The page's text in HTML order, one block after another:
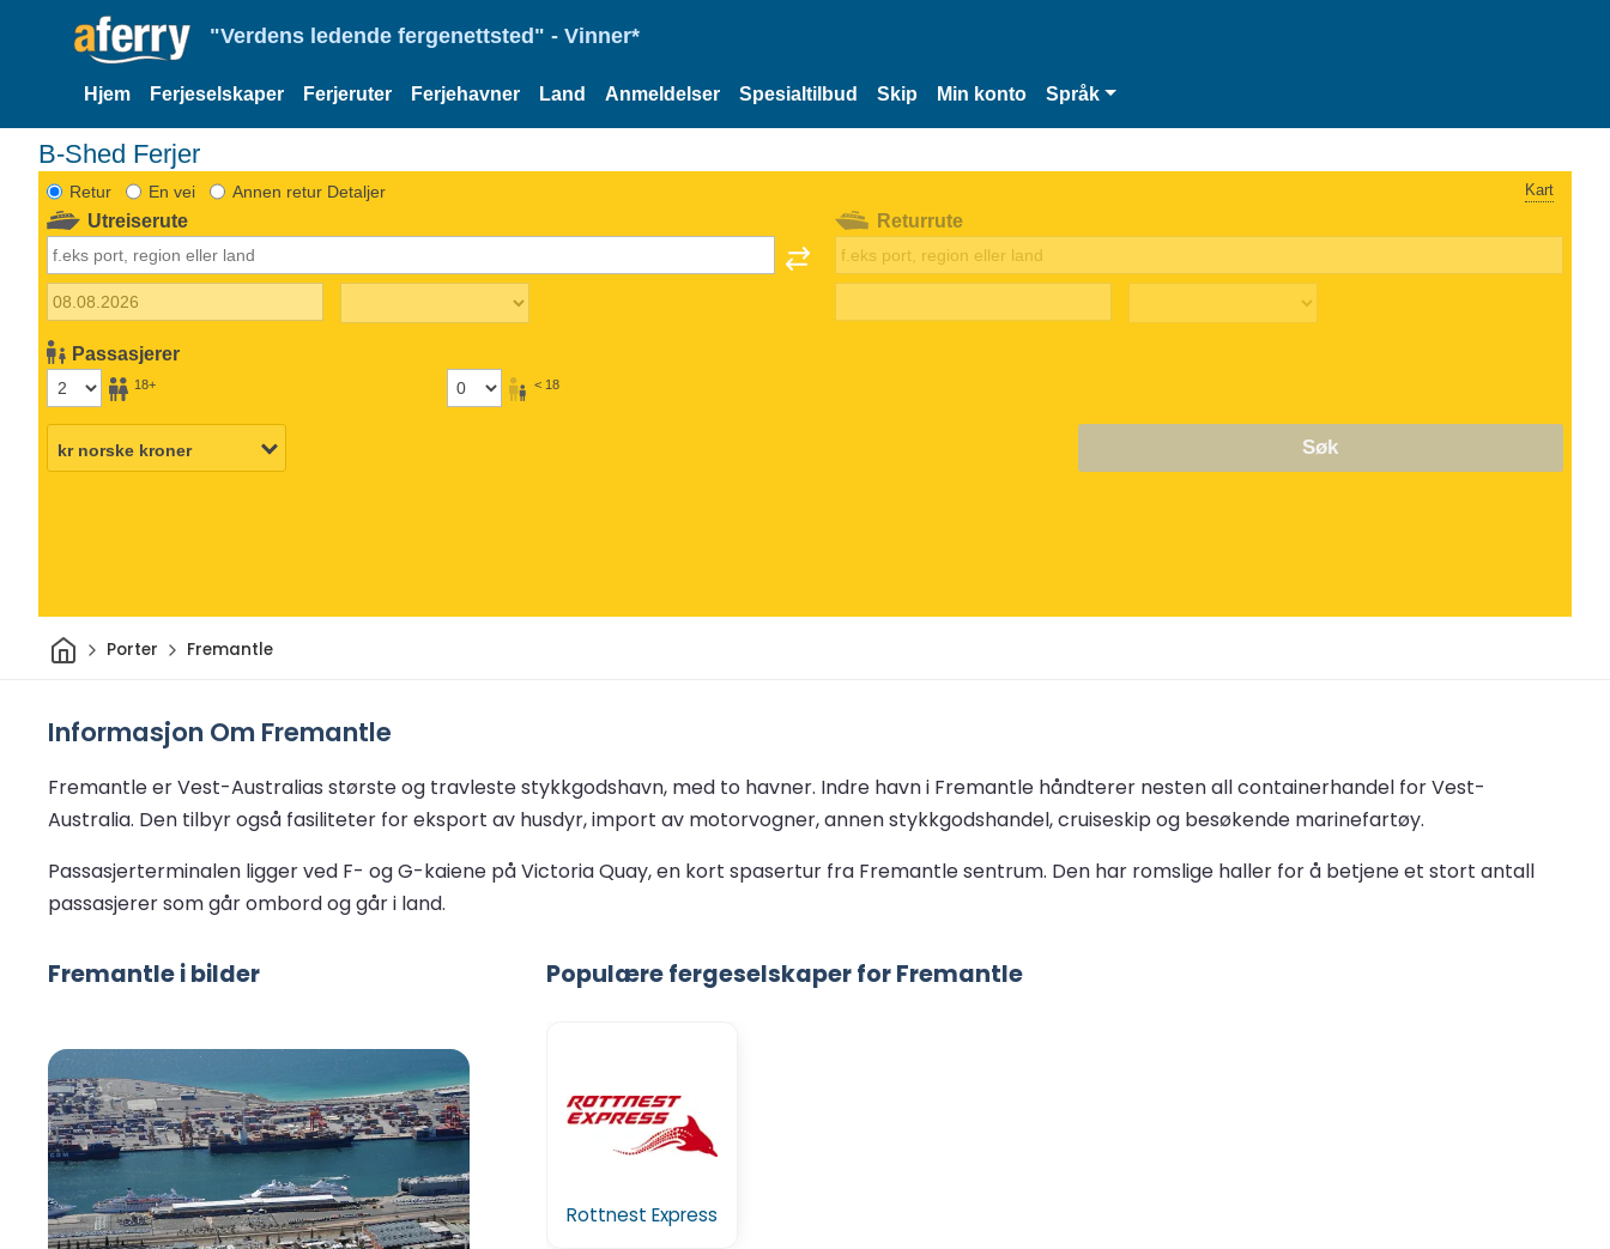
"Verdens ledende fergenettsted" - Vinner*
Hjem Ferjeselskaper Ferjeruter Ferjehavner Land Anmeldelser Spesialtilbud Skip Min konto Språk
B-Shed Ferjer
Retur En vei Annen retur Detaljer Kart
Utreiserute
Passasjerer
18+ < 18
Returrute
Søk
HjemPorter Fremantle
Informasjon Om Fremantle
Fremantle er Vest-Australias største og travleste stykkgodshavn, med to havner. Indre havn i Fremantle håndterer nesten all containerhandel for Vest-
Australia. Den tilbyr også fasiliteter for eksport av husdyr, import av motorvogner, annen stykkgodshandel, cruiseskip og besøkende marinefartøy.
Passasjerterminalen ligger ved F- og G-kaiene på Victoria Quay, en kort spasertur fra Fremantle sentrum. Den har romslige haller for å betjene et stort antall
passasjerer som går ombord og går i land.
Fremantle i bilder Populære fergeselskaper for Fremantle
Rottnest Express